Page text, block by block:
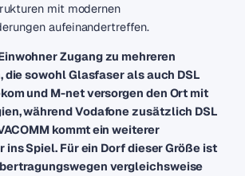
mit modernen
aufeinandertreffen.
Zugang zu mehreren
sowohl Glasfaser als auch DSL
und M-net versorgen den Ort mit
während Vodafone zusätzlich DSL
kommt ein weiterer
Spiel. Für ein Dorf dieser Größe ist
vergleichsweise